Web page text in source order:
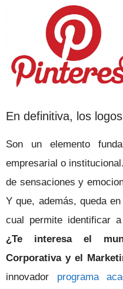
En definitiva, los
Son un elemento
empresarial o
de sensaciones y
Y que, además, queda
cual permite identificar
¿Te interesa el
Corporativa y el
innovador programa